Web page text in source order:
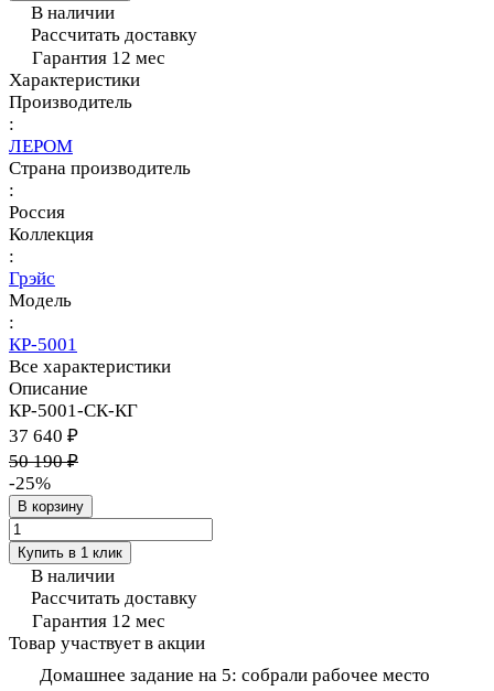
В наличии
Рассчитать доставку
Гарантия 12 мес
Характеристики
Производитель
:
ЛЕРОМ
Страна производитель
:
Россия
Коллекция
:
Грэйс
Модель
:
КР-5001
Все характеристики
Описание
КР-5001-СК-КГ
37 640 ₽
50 190 ₽
-25%
В корзину
Купить в 1 клик
В наличии
Рассчитать доставку
Гарантия 12 мес
Товар участвует в акции
Домашнее задание на 5: собрали рабочее место